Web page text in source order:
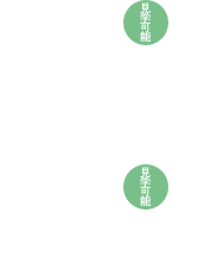
見
学
可
能
見
学
可
能